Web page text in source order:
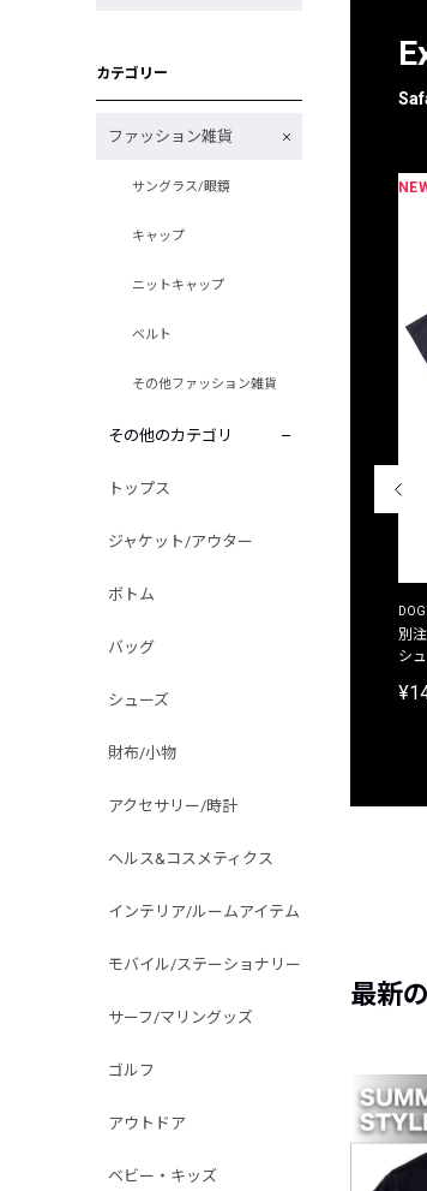
カテゴリー
ファッション雑貨
サングラス/眼鏡
キャップ
ニットキャップ
ベルト
その他ファッション雑貨
その他のカテゴリ
トップス
ジャケット/アウター
ボトム
バッグ
シューズ
財布/小物
アクセサリー/時計
ヘルス&コスメティクス
インテリア/ルームアイテム
モバイル/ステーショナリー
サーフ/マリングッズ
ゴルフ
アウトドア
ベビー・キッズ
プリントTシャツ
別
シ
最新